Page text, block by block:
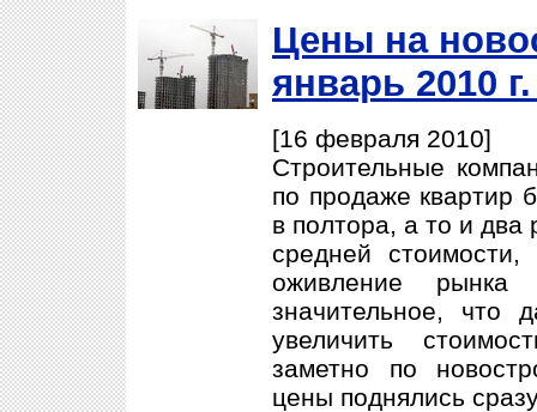
Цены на
январь 2010
[16 февраля 2010]
Строительные
по продаже квартир
в полтора, а то и два
средней
оживление рынка
значительное, что
увеличить
заметно по
цены поднялись